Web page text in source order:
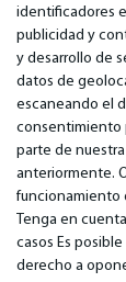
identificadores
publicidad y
y desarrollo de
datos de
escaneando el
consentimiento
parte de
anteriormente.
funcionamiento
Tenga en
casos Es
derecho a
IMPORTANTE
Servicios de
Términos de
Política de
Contactos
Contrato a